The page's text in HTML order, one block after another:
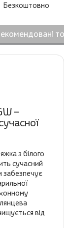
Безкоштовно
–
з білого
сучасний
забезпечує
від